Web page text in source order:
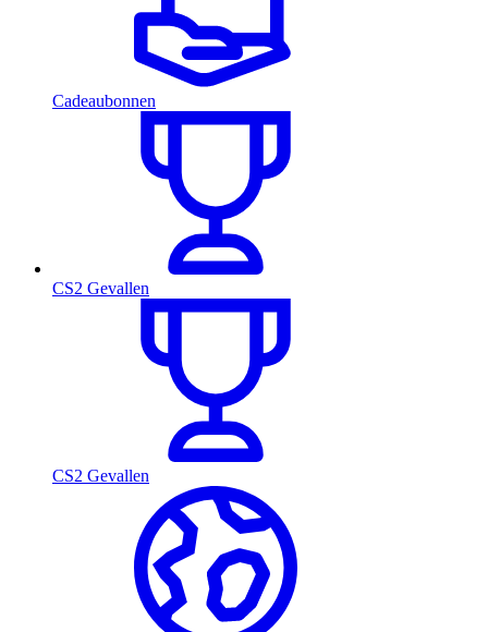
Cadeaubonnen
CS2 Gevallen
CS2 Gevallen